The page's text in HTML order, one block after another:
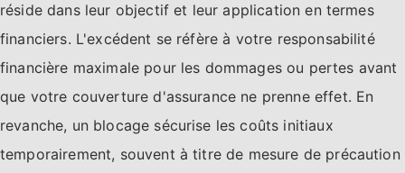
réside dans leur objectif et leur application en termes
financiers. L'excédent se réfère à votre responsabilité
financière maximale pour les dommages ou pertes avant
que votre couverture d'assurance ne prenne effet. En
revanche, un blocage sécurise les coûts initiaux
temporairement, souvent à titre de mesure de précaution